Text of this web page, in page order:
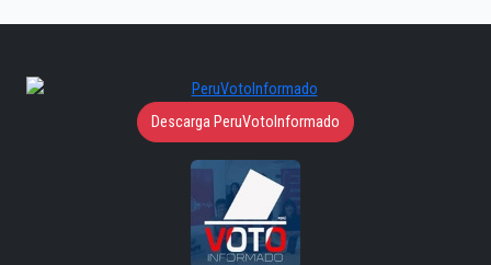
Descarga PeruVotoInformado